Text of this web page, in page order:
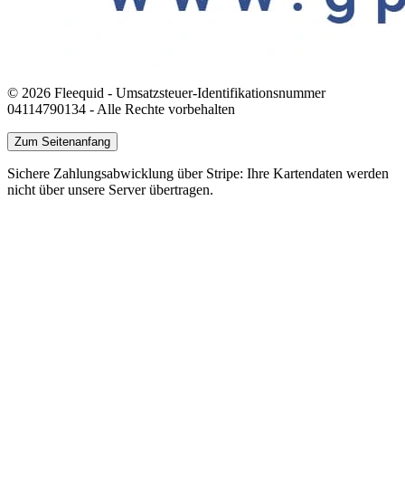
© 2026 Fleequid - Umsatzsteuer-Identifikationsnummer
04114790134 - Alle Rechte vorbehalten
Zum Seitenanfang
Sichere Zahlungsabwicklung über Stripe: Ihre Kartendaten werden
nicht über unsere Server übertragen.